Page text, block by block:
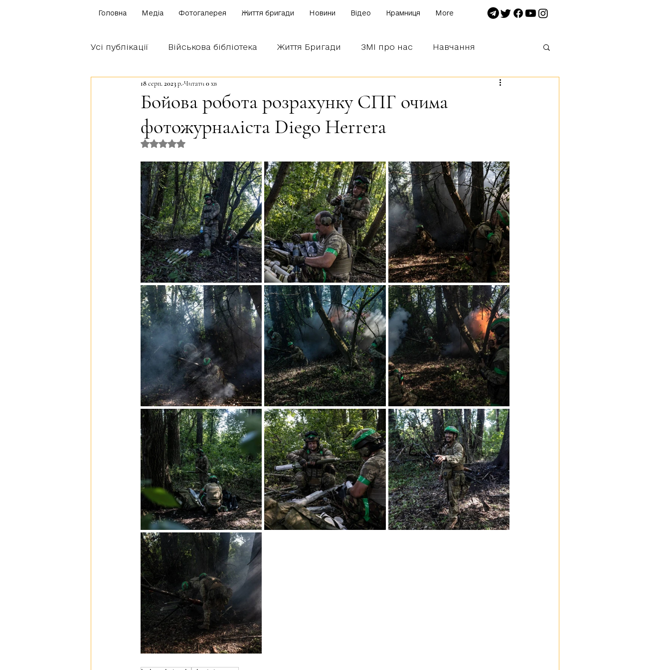
Головна Медіа Фотогалерея Життя бригади Новини Відео Крамниця More
Усі публікації Військова бібліотека Життя Бригади ЗМІ про нас Навчання
Щоденник бійця Блог наших бійців
Братство Богуна
Бойова робота розрахунку СПГ очима
фотожурналіста Diego Herrera
18 серп. 2023 р. Читати 0 хв
Оцінка: NaN з 5 зірок.